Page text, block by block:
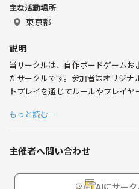
主な活動場所
東京都
説明
当サークルは、自作ボードゲーム
たサークルです。参加者はオリジ
トプレイを通じてルールやプレイ
までを学び、具体的な制作計画を
し、材料選定やプロトタイプ作成
ーケット参加や共同プロジェクトを
を構築。あなたの創造性を活かし、
もっと読む…
主催者へ問い合わせ
AIにサーク